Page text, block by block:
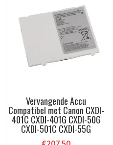
Vervangende Accu
Compatibel met Canon CXDI-
401C CXDI-401G CXDI-50G
CXDI-501C CXDI-55G